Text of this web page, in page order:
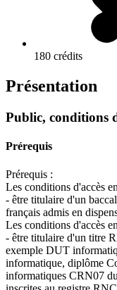
180 crédits
Présentation
Public, conditions
Prérequis
Prérequis :
Les conditions d'accès
- être titulaire d'un
français admis en
Les conditions d'accès
- être titulaire d'un titre
exemple DUT
informatique, diplôme
informatiques CRN07